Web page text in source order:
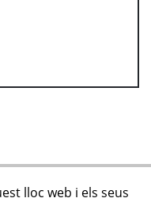
lloc web i els seus